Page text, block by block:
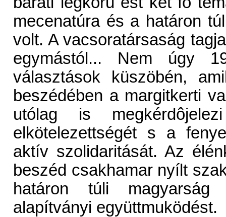
mecenatúra és a határon
volt. A vacsoratársaság
egymástól... Nem úgy
választások küszöbén,
beszédében a margitkerti
utólag is
elkötelezettségét s a
aktív szolidaritását. Az
beszéd csakhamar nyílt
határon túli magyarság
alapítványi együttmuködést.